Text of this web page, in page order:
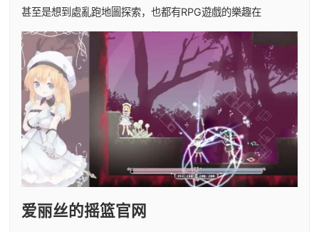
甚至是想到處亂跑地圖探索，也都有RPG遊戲的樂趣在
爱丽丝的摇篮官网